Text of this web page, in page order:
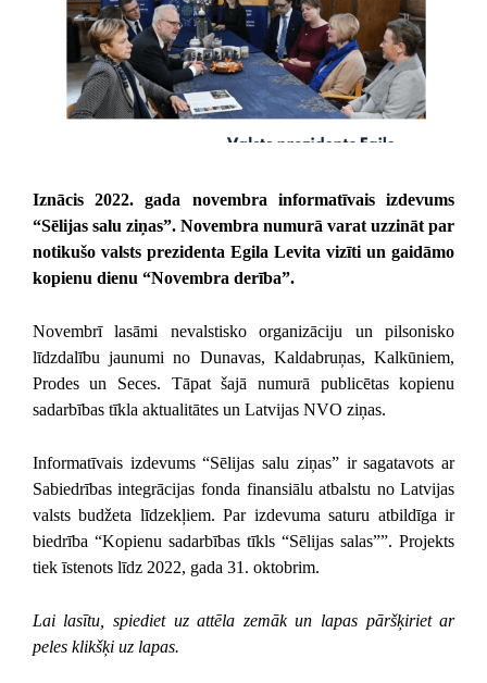
Iznācis 2022. gada novembra informatīvais izdevums
“Sēlijas salu ziņas”. Novembra numurā varat uzzināt par
notikušo valsts prezidenta Egila Levita vizīti un gaidāmo
kopienu dienu “Novembra derība”.
Novembrī lasāmi nevalstisko organizāciju un pilsonisko
līdzdalību jaunumi no Dunavas, Kaldabruņas, Kalkūniem,
Prodes un Seces. Tāpat šajā numurā publicētas kopienu
sadarbības tīkla aktualitātes un Latvijas NVO ziņas.
Informatīvais izdevums “Sēlijas salu ziņas” ir sagatavots ar
Sabiedrības integrācijas fonda finansiālu atbalstu no Latvijas
valsts budžeta līdzekļiem. Par izdevuma saturu atbildīga ir
biedrība “Kopienu sadarbības tīkls “Sēlijas salas””. Projekts
tiek īstenots līdz 2022, gada 31. oktobrim.
Lai lasītu, spiediet uz attēla zemāk un lapas pāršķiriet ar
peles klikšķi uz lapas.